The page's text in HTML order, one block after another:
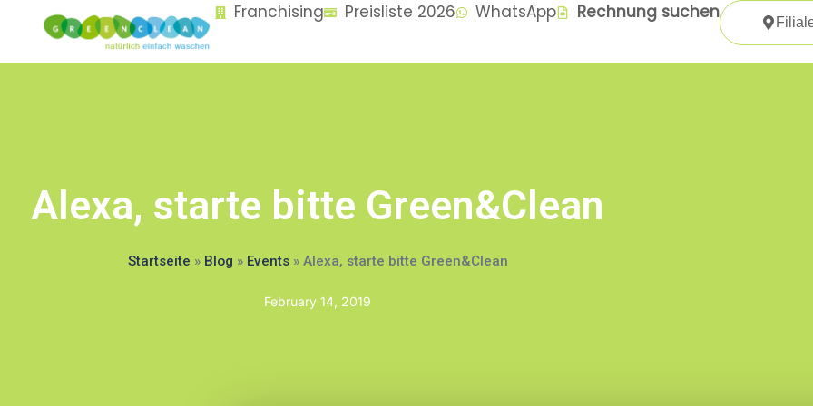
content Franchising Preisliste 2026 WhatsApp Rechnung suchen
Alexa, starte bitte Green&Clean
Startseite » Blog » Events» Alexa, starte bitte Green&Clean
February 14, 2019